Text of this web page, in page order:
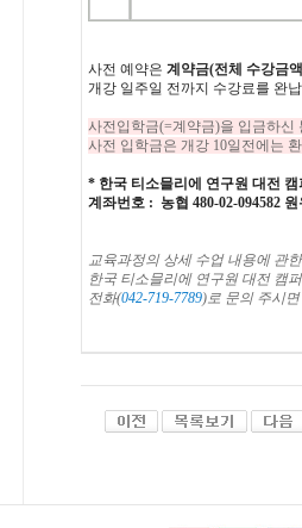
사전 예약은 계약금(전체 수강금
개강 일주일 전까지 수강료를 완
사전입학금(=계약금)을 입금하
사전 입학금은 개강 10일전에는
* 한국 티소믈리에 연구원 대전 캠
계좌번호 : 농협 480-02-094582
교육과정의 상세 수업 내용에 관한
한국 티소믈리에 연구원대전캠
전화(042-719-7789)로 문의 주시면